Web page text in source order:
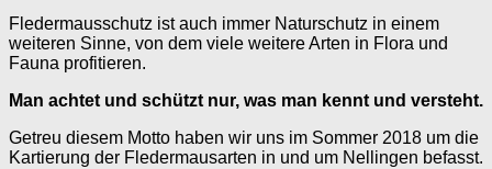
Fledermausschutz ist auch immer Naturschutz in einem
weiteren Sinne, von dem viele weitere Arten in Flora und
Fauna profitieren.
Man achtet und schützt nur, was man kennt und versteht.
Getreu diesem Motto haben wir uns im Sommer 2018 um die
Kartierung der Fledermausarten in und um Nellingen befasst.